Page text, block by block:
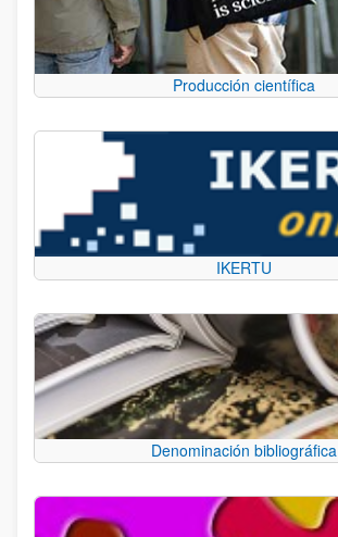
Producción científica
IKERTU
Denominación bibliográfica